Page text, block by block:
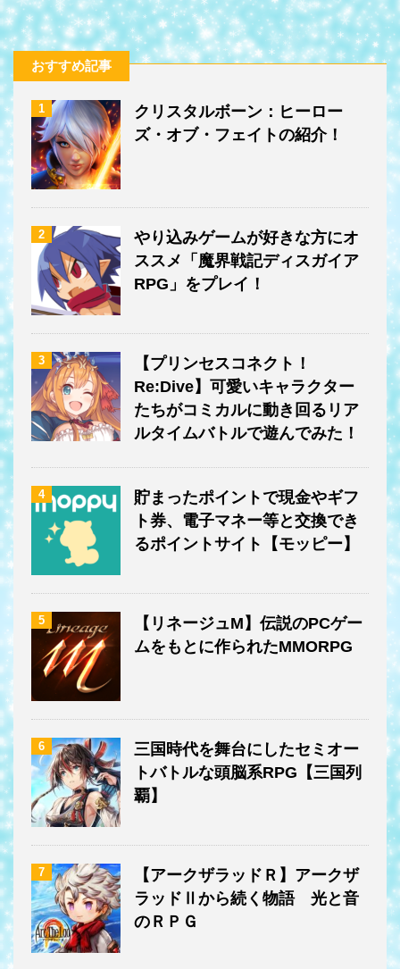
おすすめ記事
1
クリスタルボーン：ヒーロー
ズ・オブ・フェイトの紹介！
2
やり込みゲームが好きな方にオ
ススメ「魔界戦記ディスガイア
RPG」をプレイ！
3
【プリンセスコネクト！
Re:Dive】可愛いキャラクター
たちがコミカルに動き回るリア
ルタイムバトルで遊んでみた！
4
貯まったポイントで現金やギフ
ト券、電子マネー等と交換でき
るポイントサイト【モッピー】
5
【リネージュM】伝説のPCゲー
ムをもとに作られたMMORPG
6
三国時代を舞台にしたセミオー
トバトルな頭脳系RPG【三国列
覇】
7
【アークザラッドＲ】アークザ
ラッドⅡから続く物語 光と音
のＲＰＧ